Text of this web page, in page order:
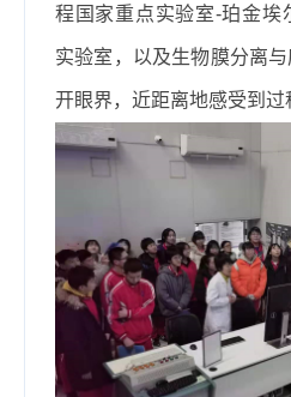
程国家重点实验室-珀金埃
实验室，以及生物膜分离
开眼界，近距离地感受到过